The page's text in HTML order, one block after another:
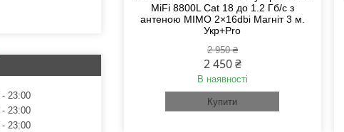
MiFi 8800L Cat 18 до 1.2 Гб/с з
антеною MIMO 2×16dbi Магніт 3 м.
Укр+Pro
2 950 ₴
2 450 ₴
В наявності
Купити
23:00
23:00
23:00